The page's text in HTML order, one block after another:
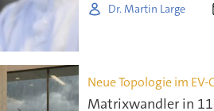
Dr. Martin Large
Neue Topologie im EV-
Matrixwandler in